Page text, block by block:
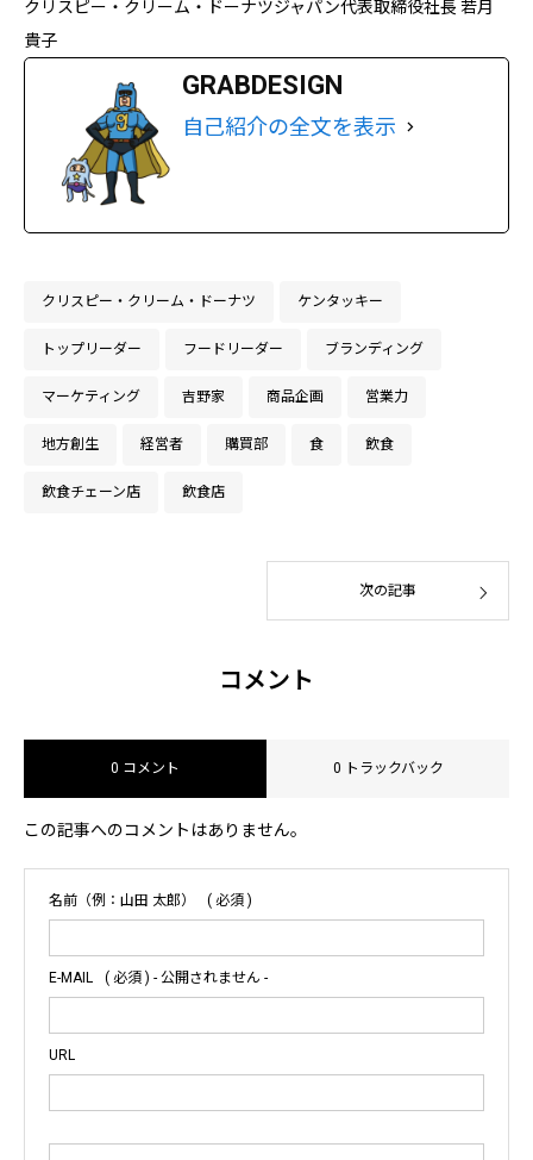
クリスピー・クリーム・ドーナツジャパン代表取締役社長 若月
貴子
GRABDESIGN
自己紹介の全文を表示
クリスピー・クリーム・ドーナツ ケンタッキー
トップリーダー フードリーダー ブランディング
マーケティング 吉野家 商品企画 営業力
地方創生 経営者 購買部 食 飲食
飲食チェーン店 飲食店
次の記事
コメント
0 コメント 0 トラックバック
この記事へのコメントはありません。
名前（例：山田 太郎） ( 必須 )
E-MAIL ( 必須 ) - 公開されません -
URL